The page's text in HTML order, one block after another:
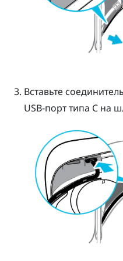
Вставьте
USB-порт типа C на